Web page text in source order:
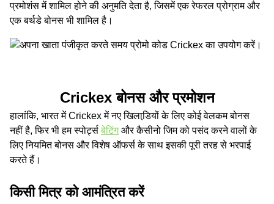
प्रमोशंस में शामिल होने की अनुमति देता है, जिसमें एक रेफरल प्रोग्राम और
एक बर्थडे बोनस भी शामिल है।
Crickex बोनस और प्रमोशन
हालांकि, भारत में Crickex में नए खिलाडि़यों के लिए कोई वेलकम बोनस
नहीं है, फिर भी हम स्पोर्ट्स बेटिंगऔर कैसीनो जिम को पसंद करने वालों के
लिए नियमित बोनस और विशेष ऑफर्स के साथ इसकी पूरी तरह से भरपाई
करते हैं।
किसी मित्र को आमंत्रित करें